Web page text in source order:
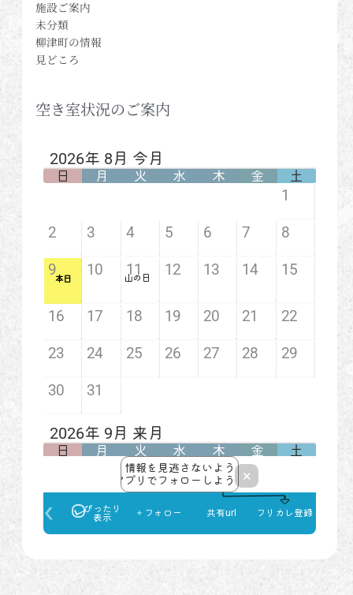
施設ご案内
未分類
柳津町の情報
見どころ
空き室状況のご案内